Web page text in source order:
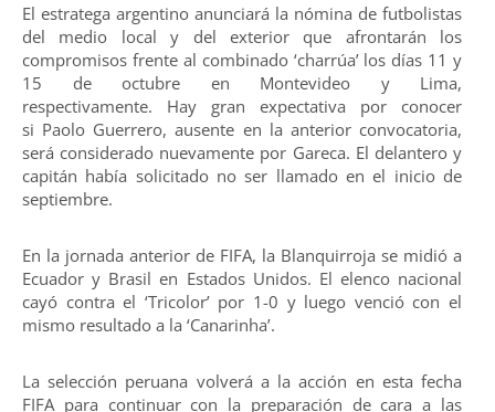
El estratega argentino anunciará la nómina de futbolistas
del medio local y del exterior que afrontarán los
compromisos frente al combinado ‘charrúa’ los días 11 y
15 de octubre en Montevideo y Lima,
respectivamente. Hay gran expectativa por conocer
si Paolo Guerrero, ausente en la anterior convocatoria,
será considerado nuevamente por Gareca. El delantero y
capitán había solicitado no ser llamado en el inicio de
septiembre.
En la jornada anterior de FIFA, la Blanquirroja se midió a
Ecuador y Brasil en Estados Unidos. El elenco nacional
cayó contra el ‘Tricolor’ por 1-0 y luego venció con el
mismo resultado a la ‘Canarinha’.
La selección peruana volverá a la acción en esta fecha
FIFA para continuar con la preparación de cara a las